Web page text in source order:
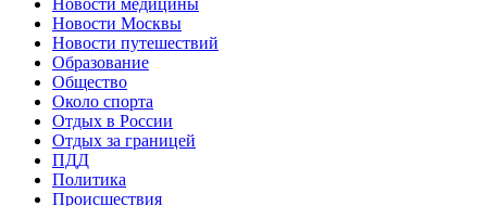
Новости Москвы
Новости путешествий
Образование
Общество
Около спорта
Отдых в России
Отдых за границей
ПДД
Политика
Происшествия